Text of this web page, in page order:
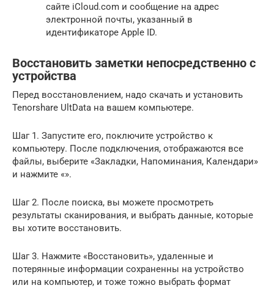
сайте iCloud.com и сообщение на адрес
электронной почты, указанный в
идентификаторе Apple ID.
Восстановить заметки непосредственно с
устройства
Перед восстановлением, надо скачать и установить
Tenorshare UltData на вашем компьютере.
Шаг 1. Запустите его, поключите устройство к
компьютеру. После подключения, отображаются все
файлы, выберите «Закладки, Напоминания, Календари»
и нажмите «».
Шаг 2. После поиска, вы можете просмотреть
результаты сканирования, и выбрать данные, которые
вы хотите восстановить.
Шаг 3. Нажмите «Восстановить», удаленные и
потерянные информации сохраненны на устройство
или на компьютер, и тоже тожно выбрать формат